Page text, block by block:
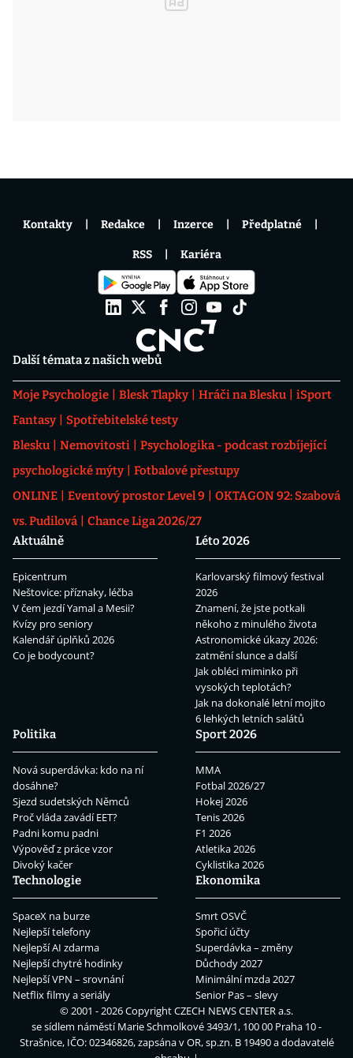
Další témata z našich webů
Moje Psychologie Blesk Tlapky Hráči na Blesku
iSport
Fantasy
Spotřebitelské testy
Blesku
Nemovitosti
Psychologika - podcast rozbíjející
psychologické mýty
Fotbalové přestupy
ONLINE
Eventový prostor Level 9
OKTAGON 92: Szabová
vs. Pudilová
Chance Liga 2026/27
Aktuálně
Epicentrum
Neštovice: příznaky, léčba
V čem jezdí Yamal a Mesii?
Kvízy pro seniory
Kalendář úplňků 2026
Co je bodycount?
Léto 2026
Karlovarský filmový festival
2026
Znamení, že jste potkali
někoho z minulého života
Astronomické úkazy 2026:
zatmění slunce a další
Jak obléci miminko při
vysokých teplotách?
Jak na dokonalé letní mojito
6 lehkých letních salátů
Politika
Nová superdávka: kdo na ní
dosáhne?
Sjezd sudetských Němců
Proč vláda zavádí EET?
Padni komu padni
Výpověď z práce vzor
Divoký kačer
Sport 2026
MMA
Fotbal 2026/27
Hokej 2026
Tenis 2026
F1 2026
Atletika 2026
Cyklistika 2026
Technologie
SpaceX na burze
Nejlepší telefony
Nejlepší AI zdarma
Nejlepší chytré hodinky
Nejlepší VPN – srovnání
Netflix filmy a seriály
Ekonomika
Smrt OSVČ
Spořicí účty
Superdávka – změny
Důchody 2027
Minimální mzda 2027
Senior Pas – slevy
Kontakty Redakce Inzerce Předplatné
RSS Kariéra
© 2001 - 2026 CopyrightCZECH NEWS CENTER a.s.
se sídlem náměstí Marie Schmolkové 3493/1, 100 00 Praha 10 -
Strašnice, IČO: 02346826, zapsána v OR, sp.zn. B 19490 a dodavatelé